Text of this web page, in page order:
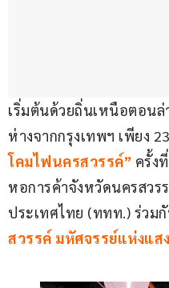
เริ่มต้นด้วยถิ่นเหนือตอนล่
ห่างจากกรุงเทพฯ เพียง
โคมไฟนครสวรรค์” ครั้ง
หอการค้าจังหวัดนครสวร
ประเทศไทย (ททท.) ร่วม
สวรรค์ มหัศจรรย์แห่งแส